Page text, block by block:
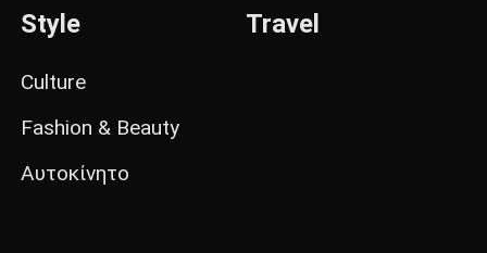
Style
Culture
Fashion & Beauty
Αυτοκίνητο
Travel